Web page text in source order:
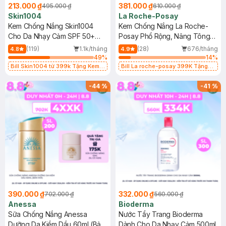
213.000 ₫495.000 ₫
Skin1004
Kem Chống Nắng Skin1004
Cho Da Nhạy Cảm SPF 50+
50ml
4.8 (119)
1.1k/tháng
49%
Bill Skin1004 từ 399k Tặng Kem
SPF 50+ 20ml (SL Có Hạn)
381.000 ₫610.000 ₫
La Roche-Posay
Kem Chống Nắng La Roche-
Posay Phổ Rộng, Nâng Tông
Kiềm Dầu 50ml
4.9 (28)
676/tháng
14%
Bill La roche-posay 399K Tặng
(SL có hạn)
-44%
390.000 ₫702.000 ₫
Anessa
Sữa Chống Nắng Anessa
Dưỡng Da Kiềm Dầu 60ml (Bản
-41%
332.000 ₫560.000 ₫
Bioderma
Nước Tẩy Trang Bioderma
Dành Cho Da Nhạy Cảm 500ml